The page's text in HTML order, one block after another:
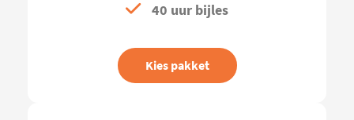
40 uur bijles
Kies pakket